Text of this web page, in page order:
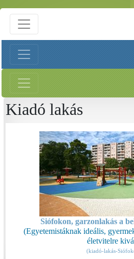
Kiadó lakás
Siófokon, garzonlakás a
(Egyetemistáknak ideális,
életvitelre
(kiadó-lakás-